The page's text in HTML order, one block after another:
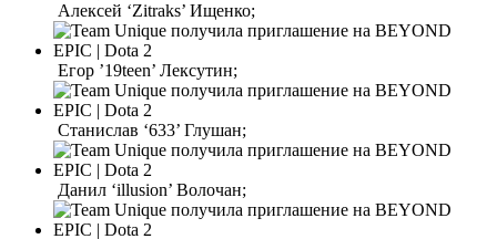
Алексей ‘Zitraks’ Ищенко;
Егор ’19teen’ Лексутин;
Станислав ‘633’ Глушан;
Данил ‘illusion’ Волочан;